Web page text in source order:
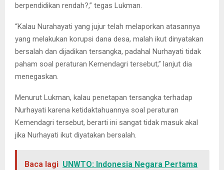
berpendidikan rendah?,” tegas Lukman.
“Kalau Nurahayati yang jujur telah melaporkan atasannya
yang melakukan korupsi dana desa, malah ikut dinyatakan
bersalah dan dijadikan tersangka, padahal Nurhayati tidak
paham soal peraturan Kemendagri tersebut,” lanjut dia
menegaskan.
Menurut Lukman, kalau penetapan tersangka terhadap
Nurhayati karena ketidaktahuannya soal peraturan
Kemendagri tersebut, berarti ini sangat tidak masuk akal
jika Nurhayati ikut diyatakan bersalah.
Baca lagi UNWTO: Indonesia Negara Pertama